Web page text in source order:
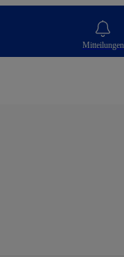
Mitteilungen